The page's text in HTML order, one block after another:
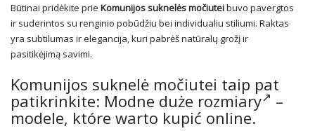
Būtinai pridėkite prie Komunijos suknelės močiuteibuvo pavergtos
ir suderintos su renginio pobūdžiu bei individualiu stiliumi. Raktas
yra subtilumas ir elegancija, kuri pabrėš natūralų grožį ir
pasitikėjimą savimi.
Komunijos suknelė močiutei taip pat
patikrinkite: Modne duże rozmiary
–
modele, które warto kupić online.